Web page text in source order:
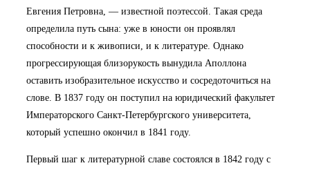
Евгения Петровна, — известной поэтессой. Такая среда
определила путь сына: уже в юности он проявлял
способности и к живописи, и к литературе. Однако
прогрессирующая близорукость вынудила Аполлона
оставить изобразительное искусство и сосредоточиться на
слове. В 1837 году он поступил на юридический факультет
Императорского Санкт-Петербургского университета,
который успешно окончил в 1841 году.
Первый шаг к литературной славе состоялся в 1842 году с